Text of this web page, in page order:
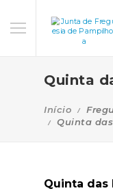
Quinta
Início
Quinta
Quinta das